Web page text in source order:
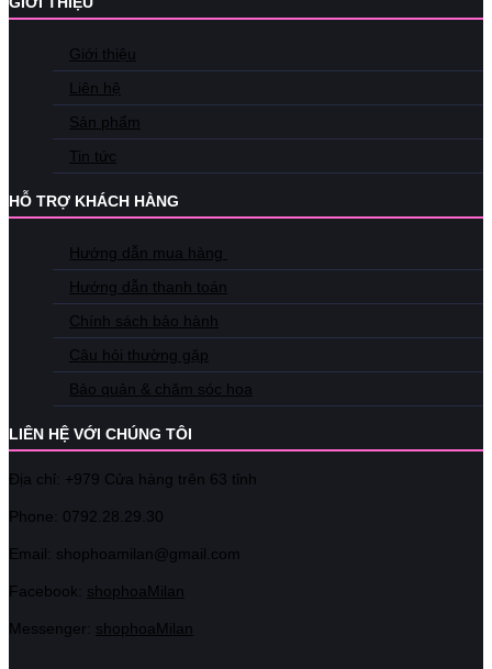
Giới thiệu
Liên hệ
Sản phẩm
Tin tức
HỖ TRỢ KHÁCH HÀNG
Hướng dẫn mua hàng
Hướng dẫn thanh toán
Chính sách bảo hành
Câu hỏi thường gặp
Bảo quản & chăm sóc hoa
LIÊN HỆ VỚI CHÚNG TÔI
Địa chỉ: +979 Cửa hàng trên 63 tỉnh
Phone: 0792.28.29.30
Email: shophoamilan@gmail.com
Facebook: shophoaMilan
Messenger: shophoaMilan